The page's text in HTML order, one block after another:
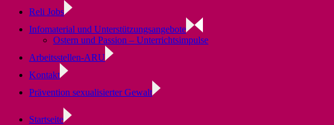
Reli Jobs
Infomaterial und Unterstützungsangebote
Ostern und Passion – Unterrichtsimpulse
Arbeitsstellen-ARU
Kontakt
Prävention sexualisierter Gewalt
Startseite